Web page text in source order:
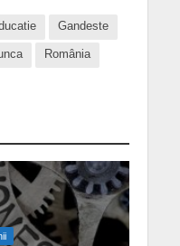
Gandeste
România